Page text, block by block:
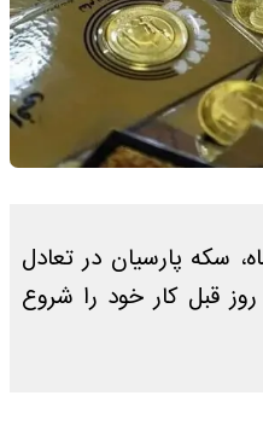
۱۳ خرداد ماه، سکه پارسیان در تعادل
قبل کار خود را شروع